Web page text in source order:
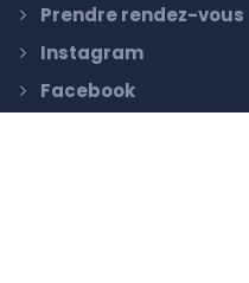
Prendre rendez-vous
Instagram
Facebook